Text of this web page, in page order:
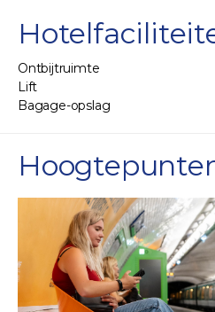
Ontbijtruimte
Lift
Bagage-opslag